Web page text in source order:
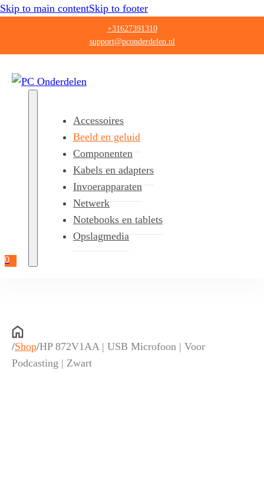
Skip to main contentSkip to footer
+31627391310
support@pconderdelen.nl
0
Accessoires
Beeld en geluid
Componenten
Kabels en adapters
Invoerapparaten
Netwerk
Notebooks en tablets
Opslagmedia
/Shop/HP 872V1AA | USB Microfoon | Voor
Podcasting | Zwart